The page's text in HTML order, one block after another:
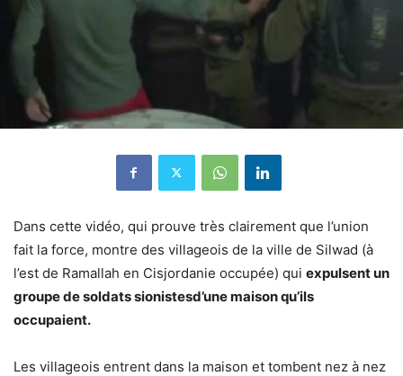
Dans cette vidéo, qui prouve très clairement que l’union
fait la force, montre des villageois de la ville de Silwad (à
l’est de Ramallah en Cisjordanie occupée) qui expulsent un
groupe de soldats sionistesd’une maison qu’ils
occupaient.
Les villageois entrent dans la maison et tombent nez à nez